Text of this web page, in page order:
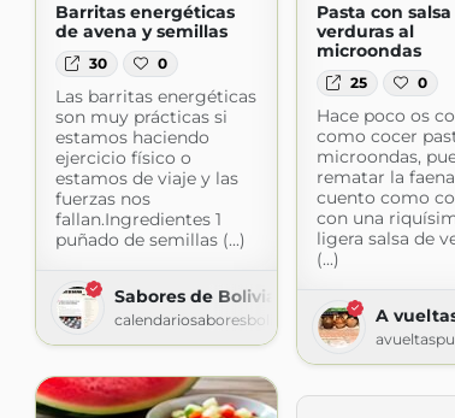
Barritas energéticas
de avena y semillas
30 0
Las barritas energéticas
son muy prácticas si
estamos haciendo
ejercicio físico o
estamos de viaje y las
fuerzas nos
fallan.Ingredientes 1
puñado de semillas (...)
Sabores de Bolivia » Receta
calendariosaboresbolivia.com
Pasta con
verduras al
microondas
25 0
Hace poco os
como cocer
microondas,
rematar la
cuento como
con una
ligera salsa de
(...)
A